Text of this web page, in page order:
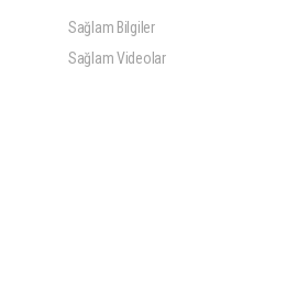
Sağlam Bilgiler
Sağlam Videolar